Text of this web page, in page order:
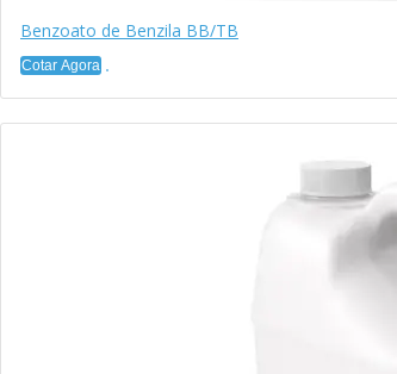
Benzoato de Benzila BB/TB
Cotar Agora